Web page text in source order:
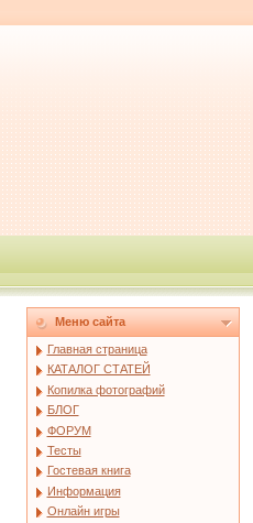
Меню сайта
Главная страница
КАТАЛОГ СТАТЕЙ
Копилка фотографий
БЛОГ
ФОРУМ
Тесты
Гостевая книга
Информация
Онлайн игры